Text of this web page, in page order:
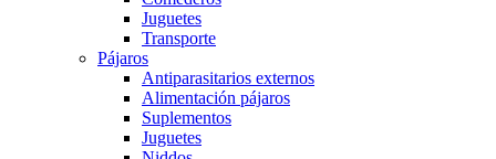
Juguetes
Transporte
Pájaros
Antiparasitarios externos
Alimentación pájaros
Suplementos
Juguetes